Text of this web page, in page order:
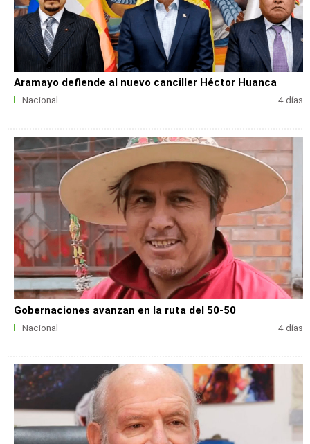
Aramayo defiende al nuevo canciller Héctor Huanca
Nacional 4 días
Gobernaciones avanzan en la ruta del 50-50
Nacional 4 días